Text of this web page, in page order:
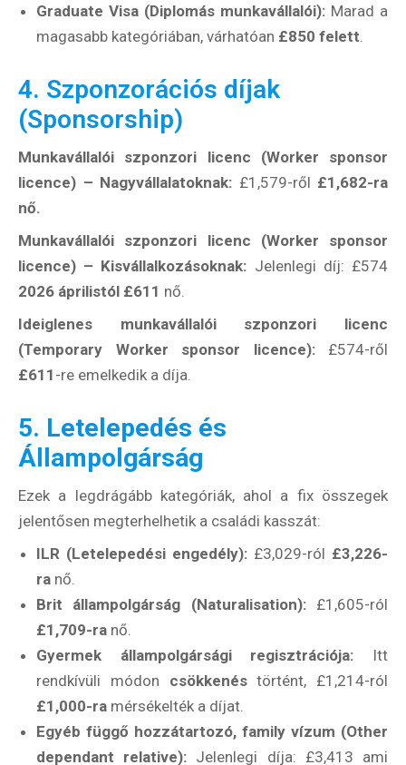
Graduate Visa (Diplomás munkavállalói): Marad a
magasabb kategóriában, várhatóan £850 felett
4. Szponzorációs díjak
(Sponsorship)
Munkavállalói szponzori licenc (Worker sponsor
licence) – Nagyvállalatoknak: £1,579-ről £1,682-ra
nő.
Munkavállalói szponzori licenc (Worker sponsor
licence) – Kisvállalkozásoknak: Jelenlegi díj: £574
2026 áprilistól £611 nő.
Ideiglenes munkavállalói szponzori licenc
(Temporary Worker sponsor licence):£574-ről
£611 -re emelkedik a díja.
5. Letelepedés és
Állampolgárság
Ezek a legdrágább kategóriák, ahol a fix összegek
jelentősen megterhelhetik a családi kasszát:
ILR (Letelepedési engedély): £3,029-ról £3,226-
ra nő.
Brit állampolgárság (Naturalisation):£1,605-ról
£1,709-ra nő.
Gyermek állampolgársági regisztrációja: Itt
rendkívüli módon csökkenéstörtént, £1,214-ról
£1,000-ra mérsékelték a díjat.
Egyéb függő hozzátartozó, family vízum (Other
dependant relative): Jelenlegi díja: £3,413 ami